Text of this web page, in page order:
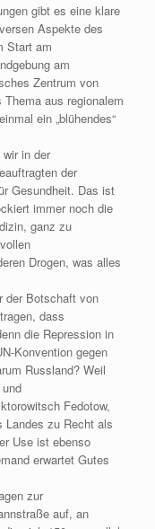
gibt es eine klare
Aspekte des
Start am
am
Zentrum von
aus regionalem
ein „blühendes“
in der
der
Gesundheit. Das ist
immer noch die
ganz zu
Drogen, was alles
der Botschaft von
dass
die Repression in
Konvention gegen
Russland? Weil
Fedotow,
Landes zu Recht als
Use ist ebenso
erwartet Gutes
zur
auf, an